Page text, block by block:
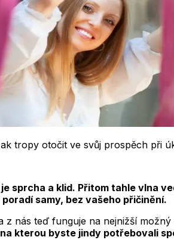
tropy otočit ve svůj prospěch při
sprcha a klid. Přitom tahle vlna
samy, bez vašeho přičinění.
nás teď funguje na nejnižší
kterou byste jindy potřebovali